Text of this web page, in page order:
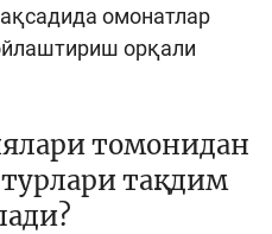
омонатлар
орқали
томонидан
тақдим